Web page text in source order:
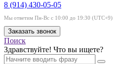
8 (914) 430-05-05
Мы ответим Пн-Вс с 10:00 до 19:30 (UTC+9)
Заказать звонок
Поиск
Здравствуйте! Что вы ищете?